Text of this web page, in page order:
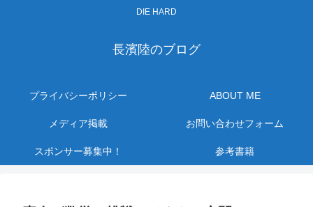
DIE HARD
長濱陸のブログ
プライバシーポリシー ABOUT ME
メディア掲載 お問い合わせフォーム
スポンサー募集中！ 参考書籍